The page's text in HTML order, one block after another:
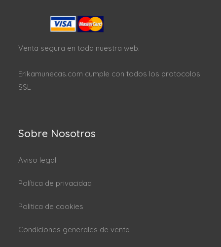
Venta segura en toda nuestra web.
Erikamunecas.com cumple con todos los protocolos
SSL
Sobre Nosotros
Aviso legal
Política de privacidad
Politica de cookies
Condiciones generales de venta